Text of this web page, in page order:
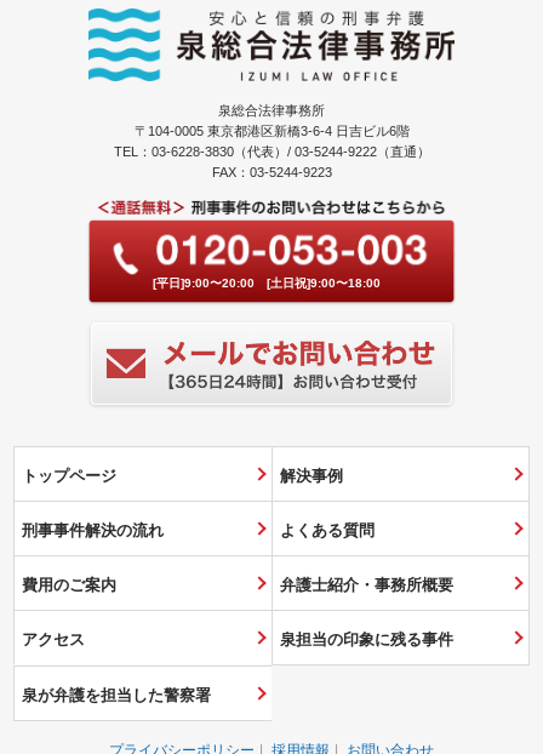
泉総合法律事務所
〒104-0005 東京都港区新橋3-6-4 日吉ビル6階
TEL：03-6228-3830（代表）/ 03-5244-9222（直通）
FAX：03-5244-9223
[平日]9:00〜20:00 [土日祝]9:00〜18:00
トップページ 解決事例
刑事事件解決の流れ よくある質問
費用のご案内 弁護士紹介・事務所概要
アクセス 泉担当の印象に残る事件
泉が弁護を担当した警察署
プライバシーポリシー 採用情報 お問い合わせ